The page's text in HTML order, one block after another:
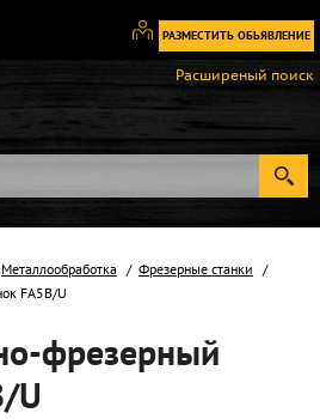
РАЗМЕСТИТЬ ОБЬЯВЛЕНИЕ
Вход
Регистрация
Расширеный поиск
Металлообработка
Фрезерные станки
FA5B/U
фрезерный
U